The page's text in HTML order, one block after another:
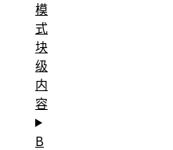
模
式
块
级
内
容
B